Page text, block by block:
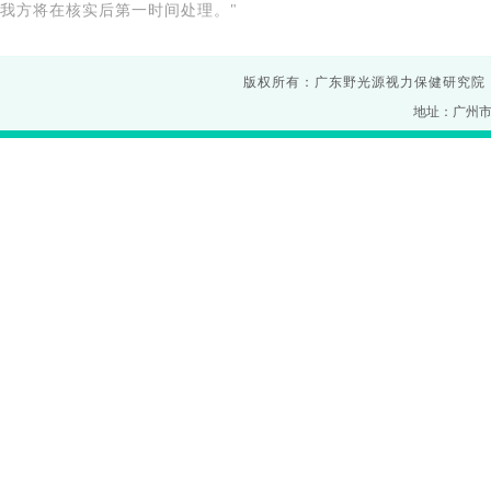
我方将在核实后第一时间处理。"
版权所有：广东野光源视力保健研究院
地址：广州